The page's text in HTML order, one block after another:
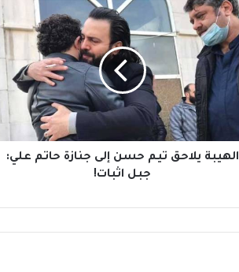
الهيبة يلاحق تيم حسن إلى جنازة حاتم علي:
جبل اثبات!